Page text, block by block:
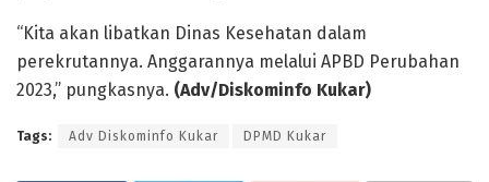
“Kita akan libatkan Dinas Kesehatan dalam
perekrutannya. Anggarannya melalui APBD Perubahan
2023,” pungkasnya. (Adv/Diskominfo Kukar)
Tags: Adv Diskominfo Kukar DPMD Kukar